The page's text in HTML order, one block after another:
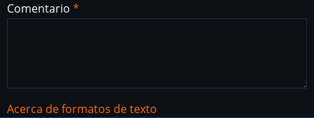
Comentario
Acerca de formatos de texto